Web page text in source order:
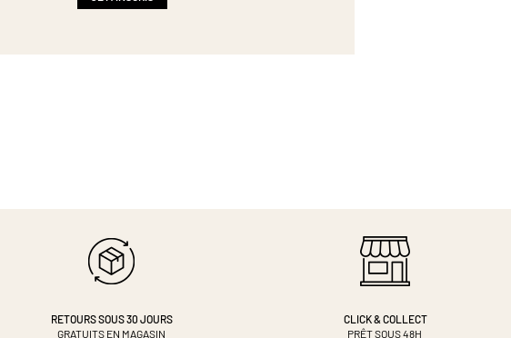
RETOURS SOUS 30 JOURS
GRATUITS EN MAGASIN
CLICK & COLLECT
PRÊT SOUS 48H